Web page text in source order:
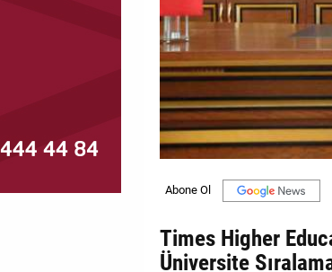
Künye
İletişim
Times Higher
Üniversite